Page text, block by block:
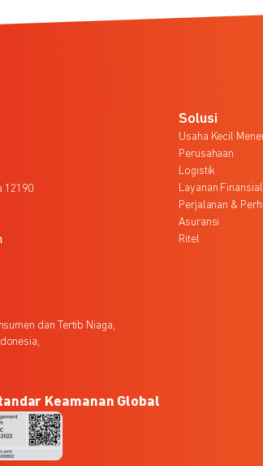
12190
dan Tertib Niaga,
Solusi
Usaha Kecil
Perusahaan
Logistik
Layanan Finansial
Perjalanan &
Asuransi
Ritel
Keamanan Global